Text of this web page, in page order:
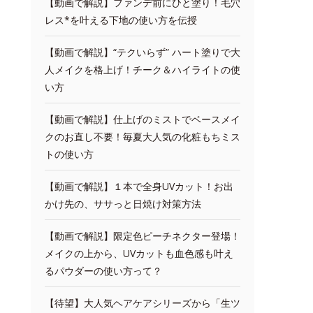
レス*を叶える下地の使い方を伝授
【動画で解説】“テクいらず” ハート塗りで大
人メイクを格上げ！チーク＆ハイライトの使
い方
【動画で解説】仕上げのミストでベースメイ
クのお直し不要！毎夏大人気の化粧もちミス
トの使い方
【動画で解説】１本で全身UVカット！お出
かけ先の、ササっと日焼け対策方法
【動画で解説】限定色ピーチネクター登場！
メイクの上から、UVカットも血色感も叶え
るパウダーの使い方って？
【待望】大人気ヘアケアシリーズから「生ツ